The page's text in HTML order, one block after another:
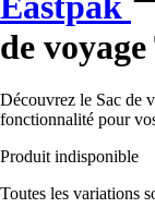
de
Découvrez le Sac de
fonctionnalité pour
Produit indisponible
Toutes les variations